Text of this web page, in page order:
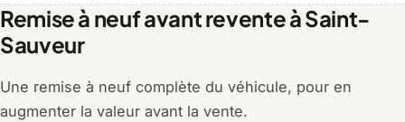
Remise à neuf avant revente à Saint-
Sauveur
Une remise à neuf complète du véhicule, pour en
augmenter la valeur avant la vente.